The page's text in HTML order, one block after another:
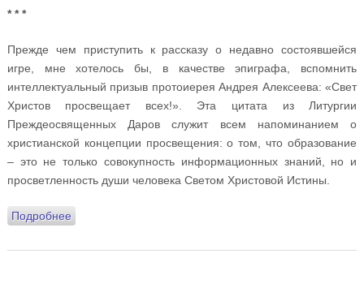
* * *
Прежде чем приступить к рассказу о недавно состоявшейся
игре, мне хотелось бы, в качестве эпиграфа, вспомнить
интеллектуальный призыв протоиерея Андрея Алексеева: «Свет
Христов просвещает всех!». Эта цитата из Литургии
Преждеосвященных Даров служит всем напоминанием о
христианской концепции просвещения: о том, что образование
– это не только совокупность информационных знаний, но и
просветленность души человека Светом Христовой Истины.
Подробнеео IX Интеллектуальный турнир Что? Где? Когда?